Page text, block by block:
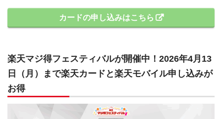
カードの申し込みはこちら
楽天マジ得フェスティバルが開催中！2026年4月13
日（月）まで楽天カードと楽天モバイル申し込みが
お得